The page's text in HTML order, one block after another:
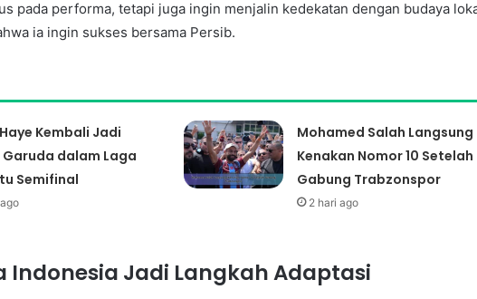
pada performa, tetapi juga ingin menjalin kedekatan dengan budaya
ia ingin sukses bersama Persib.
Kembali Jadi
dalam Laga
Semifinal
Mohamed Salah Langsung
Kenakan Nomor 10 Setelah
Gabung Trabzonspor
2 hari ago
Indonesia Jadi Langkah Adaptasi